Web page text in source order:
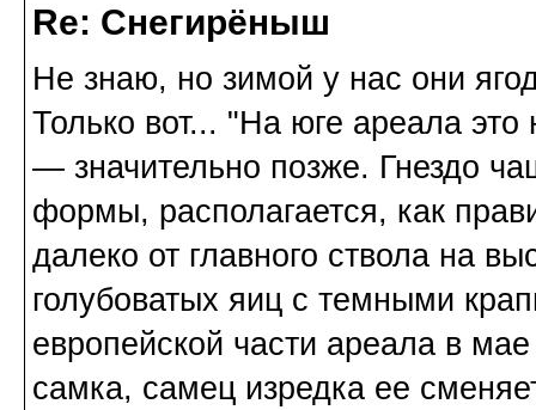
Re: Снегирёныш
Не знаю, но зимой у нас они
Только вот... "На юге ареала
— значительно позже. Гнездо
формы, располагается, как
далеко от главного ствола на
голубоватых яиц с темными
европейской части ареала в
самка, самец изредка ее